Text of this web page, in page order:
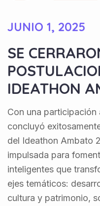
JUNIO 1, 2025
SE
IDEATHON
Con una
concluyó
del Ideathon Ambato
impulsada para
inteligentes que
ejes temáticos:
cultura y patrimonio,